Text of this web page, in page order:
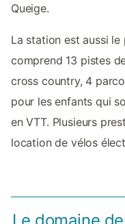
Queige.
La station est aussi le
comprend 13 pistes
cross country, 4
pour les enfants qui
en VTT. Plusieurs
location de vélos